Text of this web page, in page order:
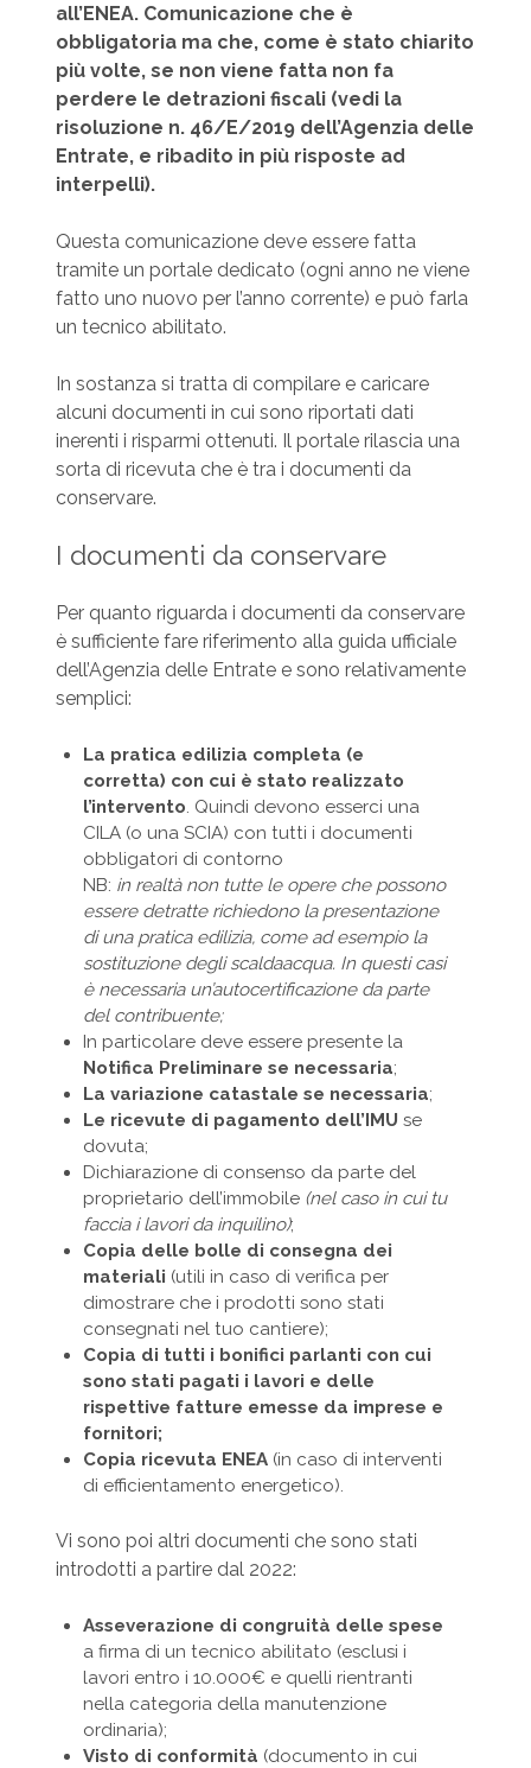
all’ENEA. Comunicazione che è
obbligatoria ma che, come è stato chiarito
più volte, se non viene fatta non fa
perdere le detrazioni fiscali (vedi la
risoluzione n. 46/E/2019 dell’Agenzia delle
Entrate, e ribadito in più risposte ad
interpelli).
Questa comunicazione deve essere fatta
tramite un portale dedicato (ogni anno ne viene
fatto uno nuovo per l’anno corrente) e può farla
un tecnico abilitato.
In sostanza si tratta di compilare e caricare
alcuni documenti in cui sono riportati dati
inerenti i risparmi ottenuti. Il portale rilascia una
sorta di ricevuta che è tra i documenti da
conservare.
I documenti da conservare
Per quanto riguarda i documenti da conservare
è sufficiente fare riferimento alla guida ufficiale
dell’Agenzia delle Entrate e sono relativamente
semplici:
La pratica edilizia completa (e
corretta) con cui è stato realizzato
l’intervento. Quindi devono esserci una
CILA (o una SCIA) con tutti i documenti
obbligatori di contorno
NB: in realtà non tutte le opere che possono
essere detratte richiedono la presentazione
di una pratica edilizia, come ad esempio la
sostituzione degli scaldaacqua. In questi casi
è necessaria un’autocertificazione da parte
del contribuente;
In particolare deve essere presente la
Notifica Preliminare se necessaria;
La variazione catastale se necessaria;
Le ricevute di pagamento dell’IMU se
dovuta;
Dichiarazione di consenso da parte del
proprietario dell’immobile (nel caso in cui tu
faccia i lavori da inquilino);
Copia delle bolle di consegna dei
materiali (utili in caso di verifica per
dimostrare che i prodotti sono stati
consegnati nel tuo cantiere);
Copia di tutti i bonifici parlanti con cui
sono stati pagati i lavori e delle
rispettive fatture emesse da imprese e
fornitori;
Copia ricevuta ENEA(in caso di interventi
di efficientamento energetico).
Vi sono poi altri documenti che sono stati
introdotti a partire dal 2022:
Asseverazione di congruità delle spese
a firma di un tecnico abilitato (esclusi i
lavori entro i 10.000€ e quelli rientranti
nella categoria della manutenzione
ordinaria);
Visto di conformità (documento in cui